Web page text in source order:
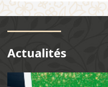
Actualités